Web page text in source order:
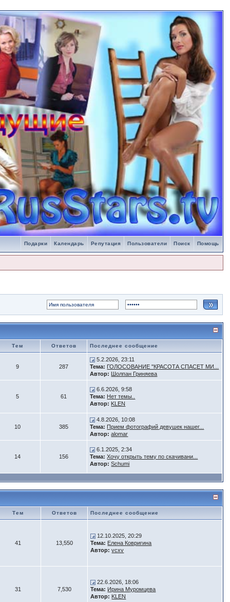
Помощь
Поиск
Пользователи
Репутация
Календарь
Подарки
Тем Ответов Последнее сообщение
9 287
5.2.2026, 23:11
Тема: ГОЛОСОВАНИЕ "КРАСОТА СПАСЕТ МИ...
Автор:
Шолпан Гриняева
5 61
6.6.2026, 9:58
Тема: Нет темы..
Автор: KLEN
10 385
4.8.2026, 10:08
Тема: Прием фотографий девушек нашег...
Автор: alomar
14 156
6.1.2025, 2:34
Тема: Хочу открыть тему по скачивани...
Автор: Schumi
Тем Ответов Последнее сообщение
41 13,550
12.10.2025, 20:29
Тема: Елена Ковригина
Автор: vcxv
31 7,530
22.6.2026, 18:06
Тема: Ирина Муромцева
Автор: KLEN